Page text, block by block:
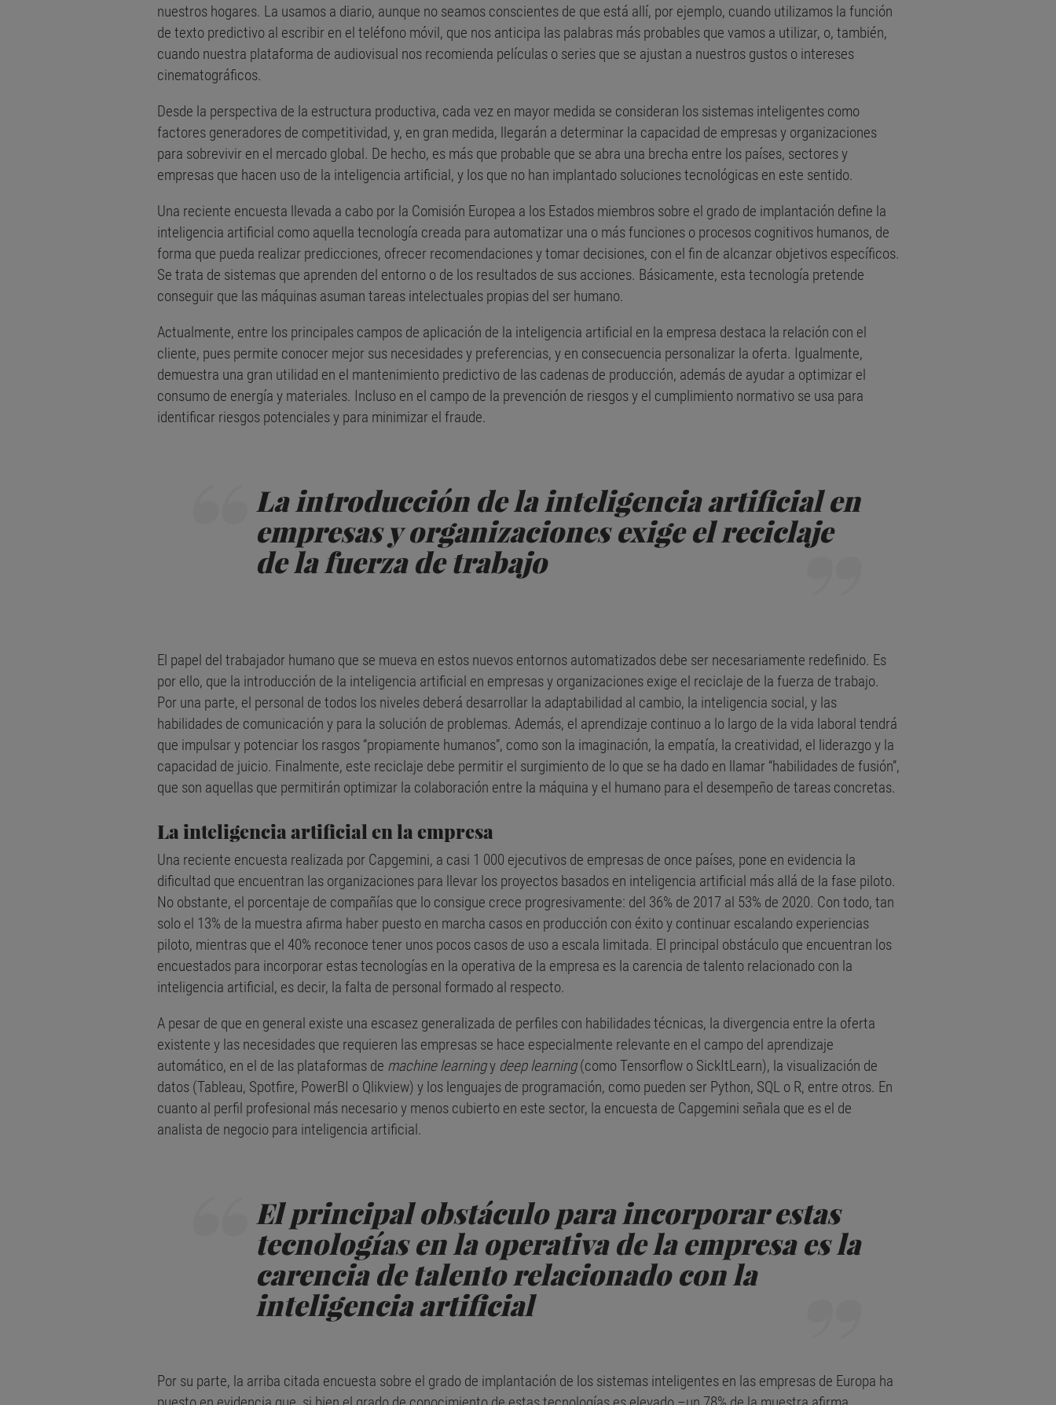
nuestros hogares. La usamos a diario, aunque no seamos conscientes de que está allí, por ejemplo, cuando utilizamos la función
de texto predictivo al escribir en el teléfono móvil, que nos anticipa las palabras más probables que vamos a utilizar, o, también,
cuando nuestra plataforma de audiovisual nos recomienda películas o series que se ajustan a nuestros gustos o intereses
cinematográficos.
Desde la perspectiva de la estructura productiva, cada vez en mayor medida se consideran los sistemas inteligentes como
factores generadores de competitividad, y, en gran medida, llegarán a determinar la capacidad de empresas y organizaciones
para sobrevivir en el mercado global. De hecho, es más que probable que se abra una brecha entre los países, sectores y
empresas que hacen uso de la inteligencia artificial, y los que no han implantado soluciones tecnológicas en este sentido.
Una reciente encuesta llevada a cabo por la Comisión Europea a los Estados miembros sobre el grado de implantación define la
inteligencia artificial como aquella tecnología creada para automatizar una o más funciones o procesos cognitivos humanos, de
forma que pueda realizar predicciones, ofrecer recomendaciones y tomar decisiones, con el fin de alcanzar objetivos específicos.
Se trata de sistemas que aprenden del entorno o de los resultados de sus acciones. Básicamente, esta tecnología pretende
conseguir que las máquinas asuman tareas intelectuales propias del ser humano.
Actualmente, entre los principales campos de aplicación de la inteligencia artificial en la empresa destaca la relación con el
cliente, pues permite conocer mejor sus necesidades y preferencias, y en consecuencia personalizar la oferta. Igualmente,
demuestra una gran utilidad en el mantenimiento predictivo de las cadenas de producción, además de ayudar a optimizar el
consumo de energía y materiales. Incluso en el campo de la prevención de riesgos y el cumplimiento normativo se usa para
identificar riesgos potenciales y para minimizar el fraude.
La introducción de la inteligencia artificial en
empresas y organizaciones exige el reciclaje
de la fuerza de trabajo
El papel del trabajador humano que se mueva en estos nuevos entornos automatizados debe ser necesariamente redefinido. Es
por ello, que la introducción de la inteligencia artificial en empresas y organizaciones exige el reciclaje de la fuerza de trabajo.
Por una parte, el personal de todos los niveles deberá desarrollar la adaptabilidad al cambio, la inteligencia social, y las
habilidades de comunicación y para la solución de problemas. Además, el aprendizaje continuo a lo largo de la vida laboral tendrá
que impulsar y potenciar los rasgos “propiamente humanos”, como son la imaginación, la empatía, la creatividad, el liderazgo y la
capacidad de juicio. Finalmente, este reciclaje debe permitir el surgimiento de lo que se ha dado en llamar “habilidades de fusión”,
que son aquellas que permitirán optimizar la colaboración entre la máquina y el humano para el desempeño de tareas concretas.
La inteligencia artificial en la empresa
Una reciente encuesta realizada por Capgemini, a casi 1 000 ejecutivos de empresas de once países, pone en evidencia la
dificultad que encuentran las organizaciones para llevar los proyectos basados en inteligencia artificial más allá de la fase piloto.
No obstante, el porcentaje de compañías que lo consigue crece progresivamente: del 36% de 2017 al 53% de 2020. Con todo, tan
solo el 13% de la muestra afirma haber puesto en marcha casos en producción con éxito y continuar escalando experiencias
piloto, mientras que el 40% reconoce tener unos pocos casos de uso a escala limitada. El principal obstáculo que encuentran los
encuestados para incorporar estas tecnologías en la operativa de la empresa es la carencia de talento relacionado con la
inteligencia artificial, es decir, la falta de personal formado al respecto.
A pesar de que en general existe una escasez generalizada de perfiles con habilidades técnicas, la divergencia entre la oferta
existente y las necesidades que requieren las empresas se hace especialmente relevante en el campo del aprendizaje
automático, en el de las plataformas de machine learningy deep learning(como Tensorflow o SickItLearn), la visualización de
datos (Tableau, Spotfire, PowerBI o Qlikview) y los lenguajes de programación, como pueden ser Python, SQL o R, entre otros. En
cuanto al perfil profesional más necesario y menos cubierto en este sector, la encuesta de Capgemini señala que es el de
analista de negocio para inteligencia artificial.
El principal obstáculo para incorporar estas
tecnologías en la operativa de la empresa es la
carencia de talento relacionado con la
inteligencia artificial
Por su parte, la arriba citada encuesta sobre el grado de implantación de los sistemas inteligentes en las empresas de Europa ha